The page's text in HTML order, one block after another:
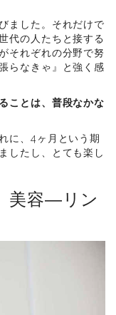
ました。それだけで
代の人たちと接する
それぞれの分野で努
らなきゃ』と強く感
ことは、普段なかな
に、4ヶ月という期
したし、とても楽し
美容―リン